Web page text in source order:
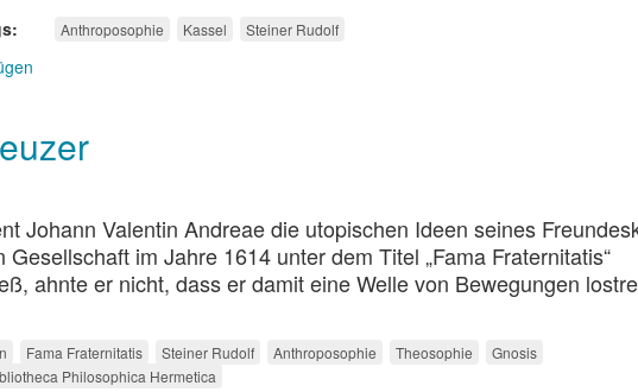
Anthroposophie Kassel Steiner Rudolf
Johann Valentin Andreae die utopischen Ideen seines
im Jahre 1614 unter dem Titel „Fama Fraternitatis“
ahnte er nicht, dass er damit eine Welle von Bewegungen
Fama Fraternitatis Steiner Rudolf Anthroposophie Theosophie
Gnosis
Philosophica Hermetica